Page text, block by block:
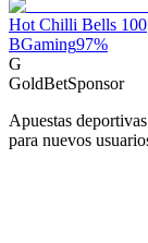
Hot Chilli Bells 100
BGaming97%
G
GoldBetSponsor
Apuestas
para nuevos